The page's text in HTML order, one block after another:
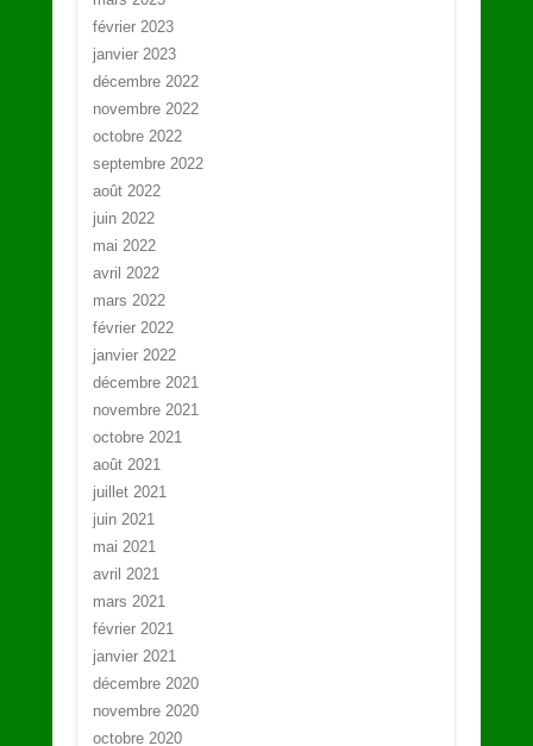
février 2023
janvier 2023
décembre 2022
novembre 2022
octobre 2022
septembre 2022
août 2022
juin 2022
mai 2022
avril 2022
mars 2022
février 2022
janvier 2022
décembre 2021
novembre 2021
octobre 2021
août 2021
juillet 2021
juin 2021
mai 2021
avril 2021
mars 2021
février 2021
janvier 2021
décembre 2020
novembre 2020
octobre 2020